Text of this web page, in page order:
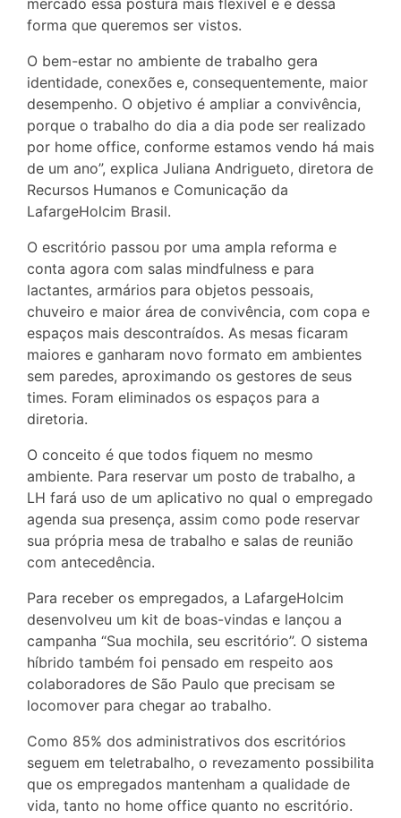
mercado essa postura mais flexível e é dessa
forma que queremos ser vistos.
O bem-estar no ambiente de trabalho gera
identidade, conexões e, consequentemente, maior
desempenho. O objetivo é ampliar a convivência,
porque o trabalho do dia a dia pode ser realizado
por home office, conforme estamos vendo há mais
de um ano”, explica Juliana Andrigueto, diretora de
Recursos Humanos e Comunicação da
LafargeHolcim Brasil.
O escritório passou por uma ampla reforma e
conta agora com salas mindfulness e para
lactantes, armários para objetos pessoais,
chuveiro e maior área de convivência, com copa e
espaços mais descontraídos. As mesas ficaram
maiores e ganharam novo formato em ambientes
sem paredes, aproximando os gestores de seus
times. Foram eliminados os espaços para a
diretoria.
O conceito é que todos fiquem no mesmo
ambiente. Para reservar um posto de trabalho, a
LH fará uso de um aplicativo no qual o empregado
agenda sua presença, assim como pode reservar
sua própria mesa de trabalho e salas de reunião
com antecedência.
Para receber os empregados, a LafargeHolcim
desenvolveu um kit de boas-vindas e lançou a
campanha “Sua mochila, seu escritório”. O sistema
híbrido também foi pensado em respeito aos
colaboradores de São Paulo que precisam se
locomover para chegar ao trabalho.
Como 85% dos administrativos dos escritórios
seguem em teletrabalho, o revezamento possibilita
que os empregados mantenham a qualidade de
vida, tanto no home office quanto no escritório.